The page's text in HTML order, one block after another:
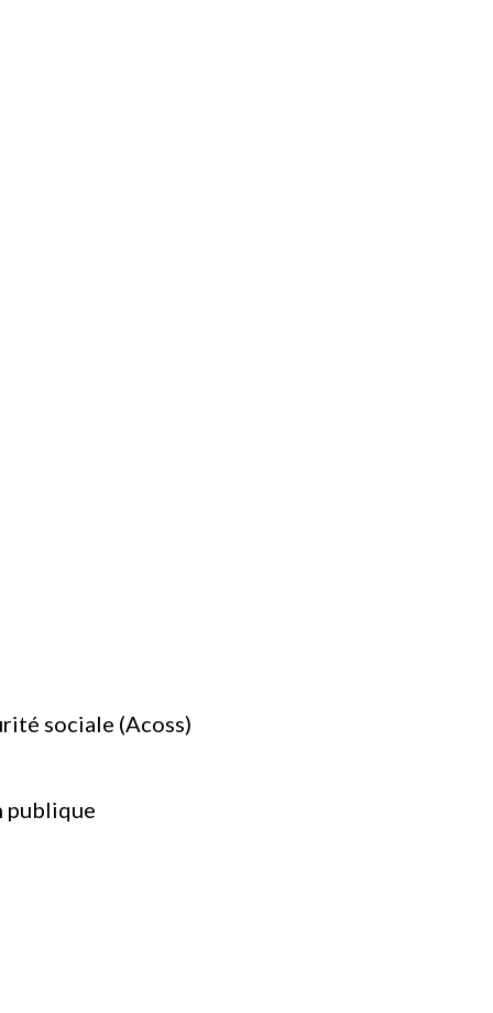
sociale (Acoss)
publique